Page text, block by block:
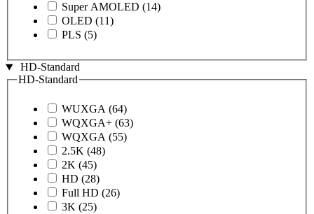
Super AMOLED (14)
OLED (11)
PLS (5)
HD-Standard
HD-Standard
WUXGA (64)
WQXGA+ (63)
WQXGA (55)
2.5K (48)
2K (45)
HD (28)
Full HD (26)
3K (25)